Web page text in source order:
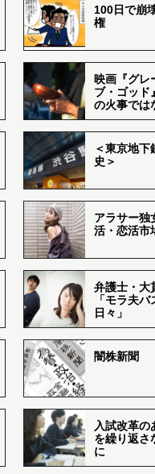
100日で崩
権
映画『グレ
ブ・ゴッド
の火事では
＜東京地下
史＞
アラサー独
活・恋活市
弁護士・大
「モラ夫
日々」
闇株新聞
入試改革の
を繰り返さ
に